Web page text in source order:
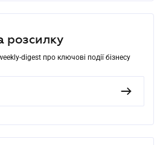
розсилку
digest про ключові події бізнесу